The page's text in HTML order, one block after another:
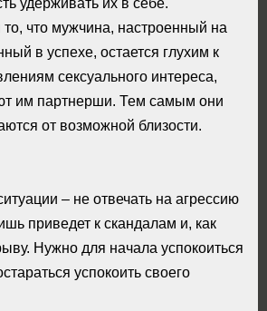
что мужчина, настроенный на
в успехе, остается глухим к
сексуального интереса,
им партнерши. Тем самым они
от возможной близости.
– не отвечать на агрессию
приведет к скандалам и, как
Нужно для начала успокоиться
успокоить своего